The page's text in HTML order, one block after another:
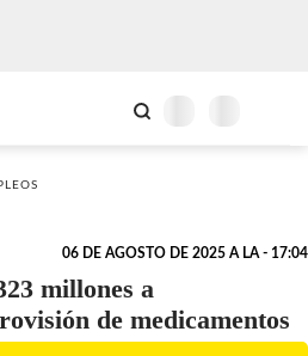
06 DE AGOSTO DE 2025 A LA - 17:04
millones a
de medicamentos